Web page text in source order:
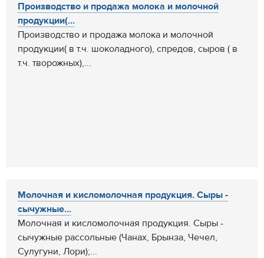
Производство и продажа молока и молочной
продукции(...
Производство и продажа молока и молочной
продукции( в т.ч. шоколадного), спредов, сыров ( в
т.ч. творожных),...
Молочная и кисломолочная продукция. Сыры -
сычужные...
Молочная и кисломолочная продукция. Сыры -
сычужные рассольные (Чанах, Брынза, Чечел,
Сулугуни, Лори);...